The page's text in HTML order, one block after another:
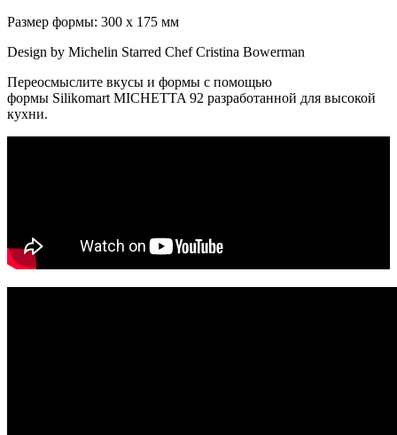
Размер формы: 300 x 175 мм
Design by Michelin Starred Chef Cristina Bowerman
Переосмыслите вкусы и формы с помощью
формы Silikomart MICHETTA 92 разработанной для высокой
кухни.